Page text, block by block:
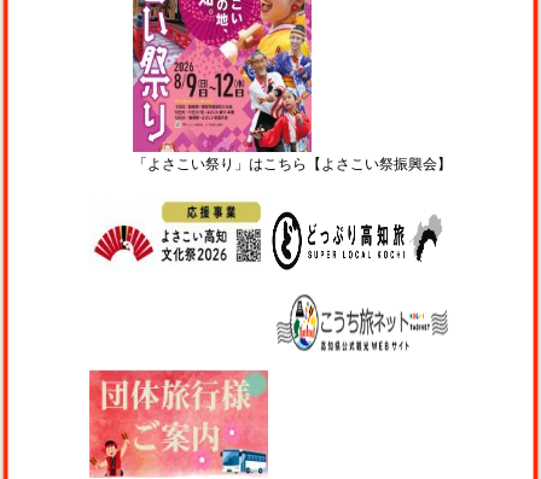
「よさこい祭り」はこちら【よさこい祭振興会】